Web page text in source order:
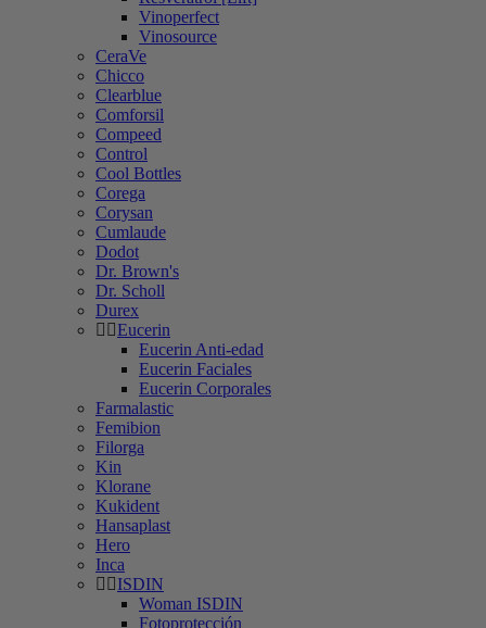
Vinoperfect
Vinosource
CeraVe
Chicco
Clearblue
Comforsil
Compeed
Control
Cool Bottles
Corega
Corysan
Cumlaude
Dodot
Dr. Brown's
Dr. Scholl
Durex
Eucerin
Eucerin Anti-edad
Eucerin Faciales
Eucerin Corporales
Farmalastic
Femibion
Filorga
Kin
Klorane
Kukident
Hansaplast
Hero
Inca
ISDIN
Woman ISDIN
Fotoprotección